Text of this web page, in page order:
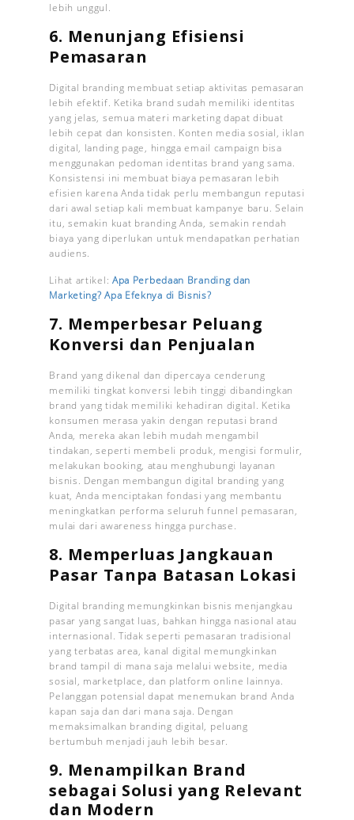
lebih unggul.
6. Menunjang Efisiensi
Pemasaran
Digital branding membuat setiap aktivitas pemasaran
lebih efektif. Ketika brand sudah memiliki identitas
yang jelas, semua materi marketing dapat dibuat
lebih cepat dan konsisten. Konten media sosial, iklan
digital, landing page, hingga email campaign bisa
menggunakan pedoman identitas brand yang sama.
Konsistensi ini membuat biaya pemasaran lebih
efisien karena Anda tidak perlu membangun reputasi
dari awal setiap kali membuat kampanye baru. Selain
itu, semakin kuat branding Anda, semakin rendah
biaya yang diperlukan untuk mendapatkan perhatian
audiens.
Lihat artikel: Apa Perbedaan Branding dan
Marketing? Apa Efeknya di Bisnis?
7. Memperbesar Peluang
Konversi dan Penjualan
Brand yang dikenal dan dipercaya cenderung
memiliki tingkat konversi lebih tinggi dibandingkan
brand yang tidak memiliki kehadiran digital. Ketika
konsumen merasa yakin dengan reputasi brand
Anda, mereka akan lebih mudah mengambil
tindakan, seperti membeli produk, mengisi formulir,
melakukan booking, atau menghubungi layanan
bisnis. Dengan membangun digital branding yang
kuat, Anda menciptakan fondasi yang membantu
meningkatkan performa seluruh funnel pemasaran,
mulai dari awareness hingga purchase.
8. Memperluas Jangkauan
Pasar Tanpa Batasan Lokasi
Digital branding memungkinkan bisnis menjangkau
pasar yang sangat luas, bahkan hingga nasional atau
internasional. Tidak seperti pemasaran tradisional
yang terbatas area, kanal digital memungkinkan
brand tampil di mana saja melalui website, media
sosial, marketplace, dan platform online lainnya.
Pelanggan potensial dapat menemukan brand Anda
kapan saja dan dari mana saja. Dengan
memaksimalkan branding digital, peluang
bertumbuh menjadi jauh lebih besar.
9. Menampilkan Brand
sebagai Solusi yang Relevant
dan Modern